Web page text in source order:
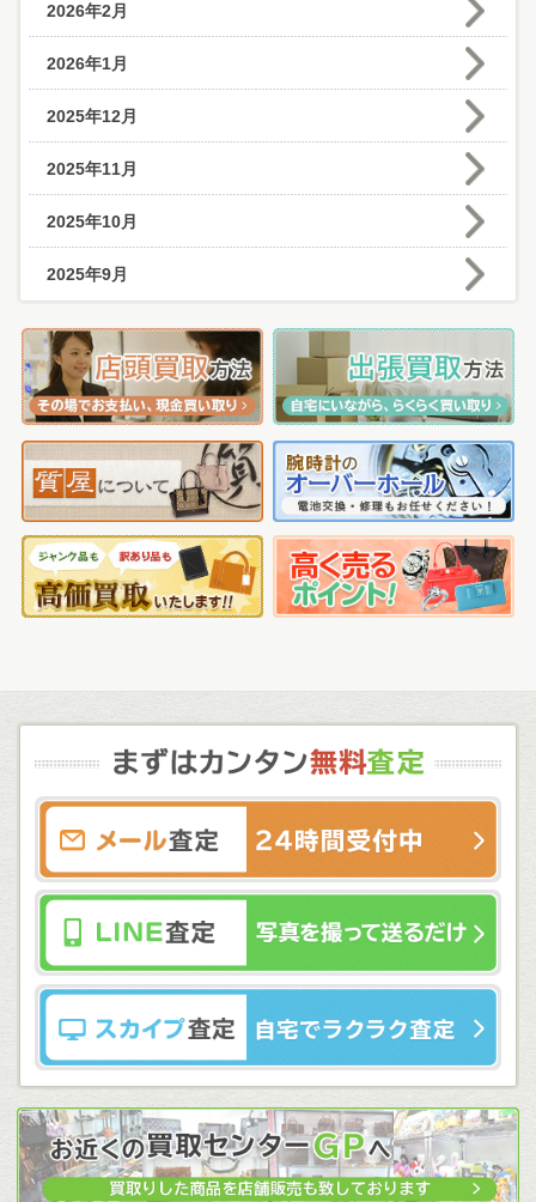
2026年2月
2026年1月
2025年12月
2025年11月
2025年10月
2025年9月